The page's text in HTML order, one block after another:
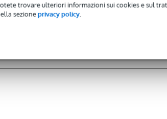
trovare ulteriori informazioni sui cookies e sul
sezioneprivacy policy.